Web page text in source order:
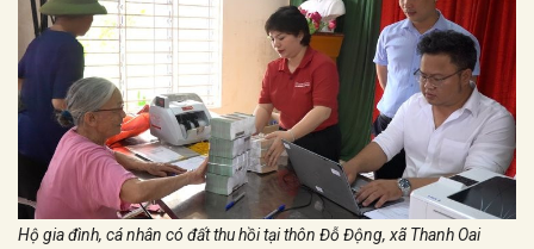
Hộ gia đình, cá nhân có đất thu hồi tại thôn Đỗ Động, xã Thanh Oai